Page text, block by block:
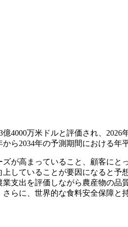
4000万米ドルと評価され、2026
ら2034年の予測期間における年
が高まっていること、顧客にと
していることが要因になると予
支出を評価しながら農産物の品
らに、世界的な食料安全保障と